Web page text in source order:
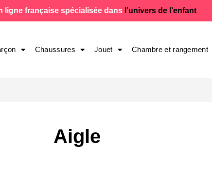
ligne française spécialisée dans l’univers de l’enfant
Chaussures Jouet Chambre et rangement
Aigle